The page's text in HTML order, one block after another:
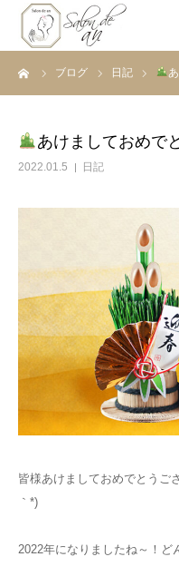
ブログ 日記
あけましておめで
2022.01.5 日記
皆様あけましておめでとうご
｀*)
2022年になりましたね～！ど
ホーム
Before＆After
ご予約
お知らせ